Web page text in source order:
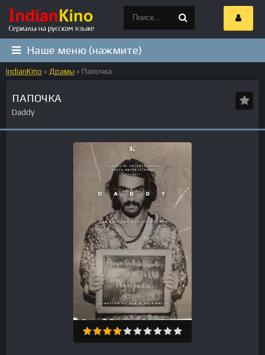
Наше меню (нажмите)
IndianKino » Драмы » Папочка
ПАПОЧКА
Daddy